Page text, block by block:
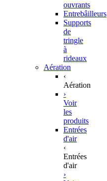
ouvrants
Entrebâilleurs
Supports
de
tringle
à
rideaux
Aération
‹
Aération
›
Voir
les
produits
Entrées
d'air
‹
Entrées
d'air
›